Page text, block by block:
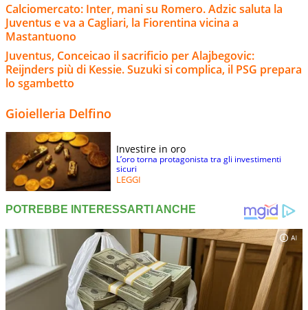
Calciomercato: Inter, mani su Romero. Adzic saluta la
Juventus e va a Cagliari, la Fiorentina vicina a
Mastantuono
Juventus, Conceicao il sacrificio per Alajbegovic:
Reijnders più di Kessie. Suzuki si complica, il PSG prepara
lo sgambetto
Gioielleria Delfino
Investire in oro
L’oro torna protagonista tra gli investimenti
sicuri
LEGGI